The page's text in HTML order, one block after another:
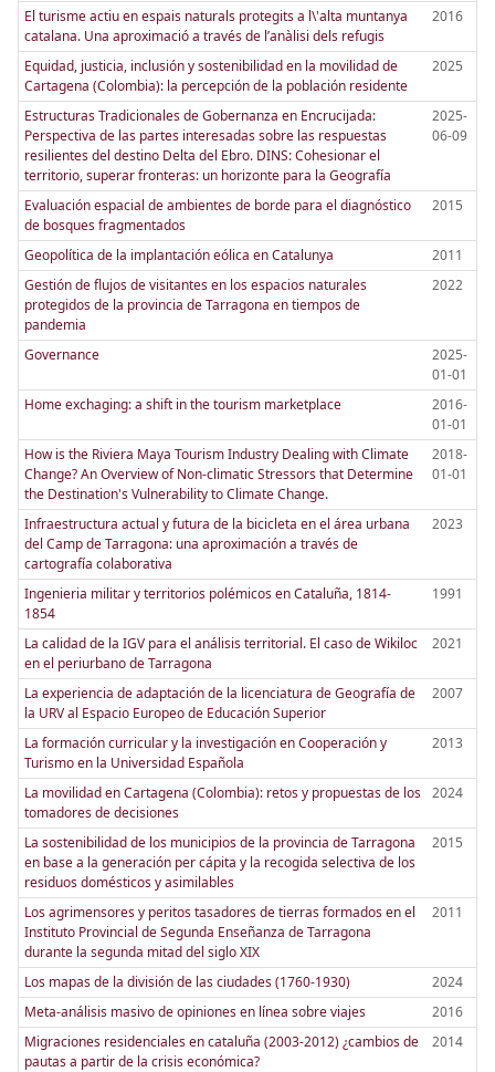
El turisme actiu en espais naturals protegits a l\'alta muntanya
catalana. Una aproximació a través de l’anàlisi dels refugis
2016
Equidad, justicia, inclusión y sostenibilidad en la movilidad de
Cartagena (Colombia): la percepción de la población residente
2025
Estructuras Tradicionales de Gobernanza en Encrucijada:
Perspectiva de las partes interesadas sobre las respuestas
resilientes del destino Delta del Ebro. DINS: Cohesionar el
territorio, superar fronteras: un horizonte para la Geografía
2025-
06-09
Evaluación espacial de ambientes de borde para el diagnóstico
de bosques fragmentados
2015
Geopolítica de la implantación eólica en Catalunya
2011
Gestión de flujos de visitantes en los espacios naturales
protegidos de la provincia de Tarragona en tiempos de
pandemia
2022
Governance
2025-
01-01
Home exchaging: a shift in the tourism marketplace
2016-
01-01
How is the Riviera Maya Tourism Industry Dealing with Climate
Change? An Overview of Non-climatic Stressors that Determine
the Destination's Vulnerability to Climate Change.
2018-
01-01
Infraestructura actual y futura de la bicicleta en el área urbana
del Camp de Tarragona: una aproximación a través de
cartografía colaborativa
2023
Ingenieria militar y territorios polémicos en Cataluña, 1814-
1854
1991
La calidad de la IGV para el análisis territorial. El caso de Wikiloc
en el periurbano de Tarragona
2021
La experiencia de adaptación de la licenciatura de Geografía de
la URV al Espacio Europeo de Educación Superior
2007
La formación curricular y la investigación en Cooperación y
Turismo en la Universidad Española
2013
La movilidad en Cartagena (Colombia): retos y propuestas de los
tomadores de decisiones
2024
La sostenibilidad de los municipios de la provincia de Tarragona
en base a la generación per cápita y la recogida selectiva de los
residuos domésticos y asimilables
2015
Los agrimensores y peritos tasadores de tierras formados en el
Instituto Provincial de Segunda Enseñanza de Tarragona
durante la segunda mitad del siglo XIX
2011
Los mapas de la división de las ciudades (1760-1930)
2024
Meta-análisis masivo de opiniones en línea sobre viajes
2016
Migraciones residenciales en cataluña (2003-2012) ¿cambios de
pautas a partir de la crisis económica?
2014